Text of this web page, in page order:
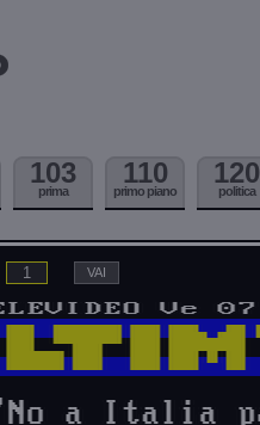
103
prima
110
primo piano
120
politica